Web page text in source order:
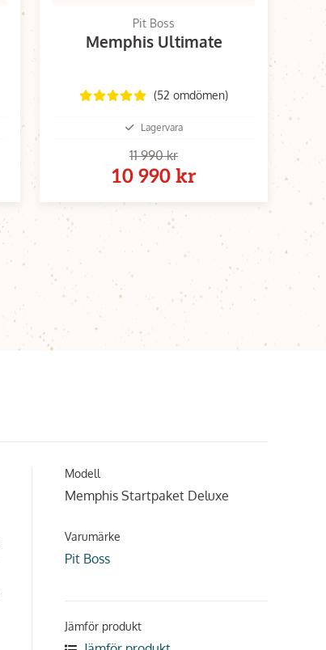
Pit Boss
Memphis Ultimate
(52 omdömen)
Lagervara
11 990 kr
10 990 kr
Modell
Memphis Startpaket Deluxe
Varumärke
Pit Boss
Jämför produkt